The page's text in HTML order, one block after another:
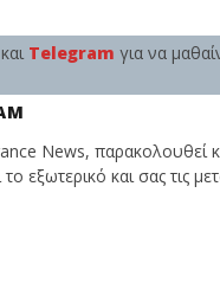
Telegram για να
News, παρακολουθεί
εξωτερικό και σας τις